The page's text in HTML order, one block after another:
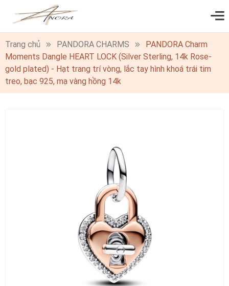
0
Trang chủ PANDORA CHARMS
PANDORA Charm
Moments Dangle HEART LOCK (Silver Sterling, 14k Rose-
gold plated) - Hạt trang trí vòng, lắc tay hình khoá trái tim
treo, bạc 925, mạ vàng hồng 14k